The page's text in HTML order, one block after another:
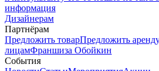
информация
Дизайнерам
Партнёрам
Предложить товарПредложить
лицамФраншиза Обойкин
События